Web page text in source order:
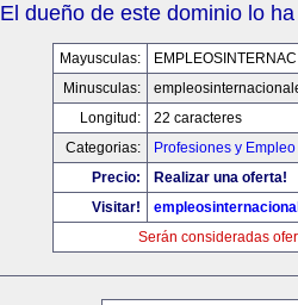
El dueño de este dominio lo
Mayusculas:
Minusculas:
Longitud:
22 caracteres
Categorias:
Profesiones y Empleo
Precio:
Realizar una oferta!
Visitar!
Serán consideradas